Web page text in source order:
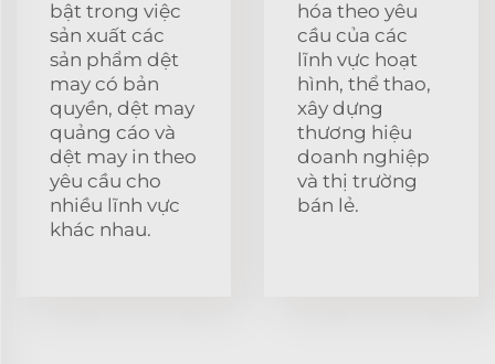
bật trong việc
sản xuất các
sản phẩm dệt
may có bản
quyền, dệt may
quảng cáo và
dệt may in theo
yêu cầu cho
nhiều lĩnh vực
khác nhau.
hóa theo yêu
cầu của các
lĩnh vực hoạt
hình, thể thao,
xây dựng
thương hiệu
doanh nghiệp
và thị trường
bán lẻ.